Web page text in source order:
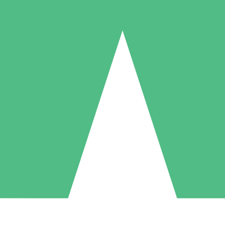
Individuella Kreditpaket
per användning med nedladdningskrediter. Inget månatligt åtagande
5 Nedladdningar
US$